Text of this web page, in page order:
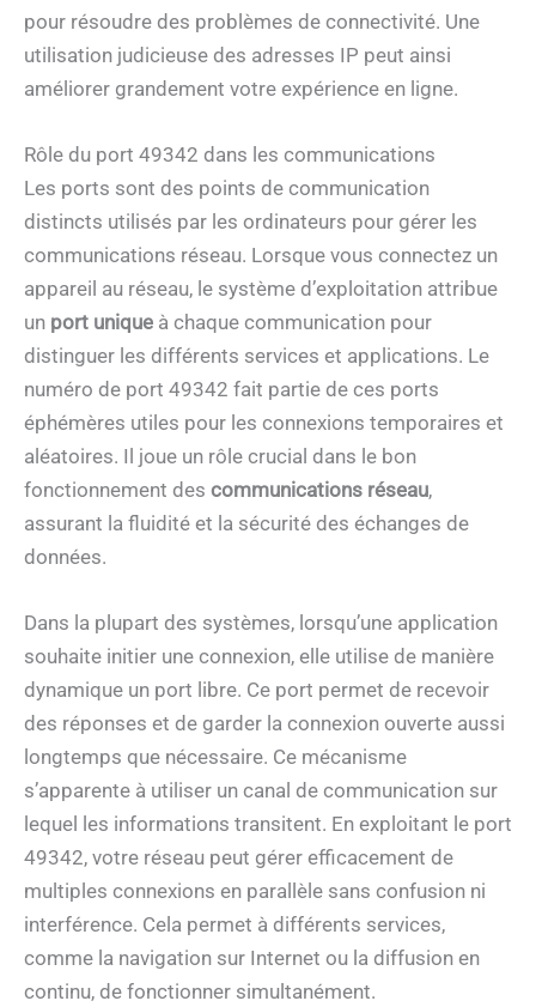
pour résoudre des problèmes de connectivité. Une
utilisation judicieuse des adresses IP peut ainsi
améliorer grandement votre expérience en ligne.
Rôle du port 49342 dans les communications
Les ports sont des points de communication
distincts utilisés par les ordinateurs pour gérer les
communications réseau. Lorsque vous connectez un
appareil au réseau, le système d’exploitation attribue
un port unique à chaque communication pour
distinguer les différents services et applications. Le
numéro de port 49342 fait partie de ces ports
éphémères utiles pour les connexions temporaires et
aléatoires. Il joue un rôle crucial dans le bon
fonctionnement des communications réseau,
assurant la fluidité et la sécurité des échanges de
données.
Dans la plupart des systèmes, lorsqu’une application
souhaite initier une connexion, elle utilise de manière
dynamique un port libre. Ce port permet de recevoir
des réponses et de garder la connexion ouverte aussi
longtemps que nécessaire. Ce mécanisme
s’apparente à utiliser un canal de communication sur
lequel les informations transitent. En exploitant le port
49342, votre réseau peut gérer efficacement de
multiples connexions en parallèle sans confusion ni
interférence. Cela permet à différents services,
comme la navigation sur Internet ou la diffusion en
continu, de fonctionner simultanément.